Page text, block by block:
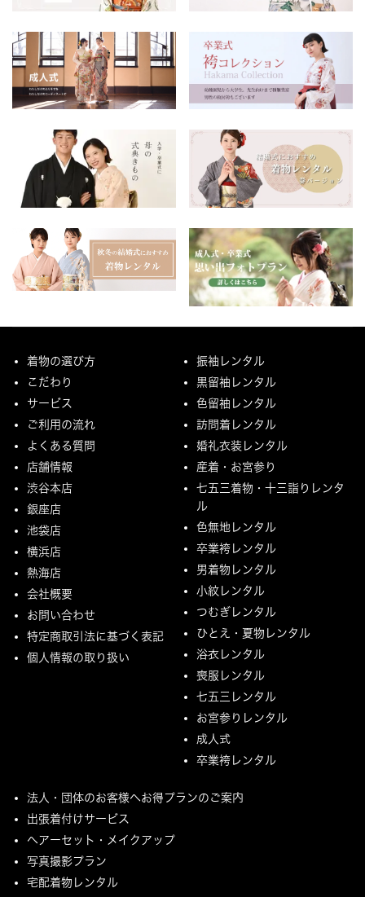
着物の選び方
こだわり
サービス
ご利用の流れ
よくある質問
店舗情報
渋谷本店
銀座店
池袋店
横浜店
熱海店
会社概要
お問い合わせ
特定商取引法に基づく表記
個人情報の取り扱い
振袖レンタル
黒留袖レンタル
色留袖レンタル
訪問着レンタル
婚礼衣装レンタル
産着・お宮参り
七五三着物・十三詣りレンタ
ル
色無地レンタル
卒業袴レンタル
男着物レンタル
小紋レンタル
つむぎレンタル
ひとえ・夏物レンタル
浴衣レンタル
喪服レンタル
七五三レンタル
お宮参りレンタル
成人式
卒業袴レンタル
法人・団体のお客様へお得プランのご案内
出張着付けサービス
ヘアーセット・メイクアップ
写真撮影プラン
宅配着物レンタル